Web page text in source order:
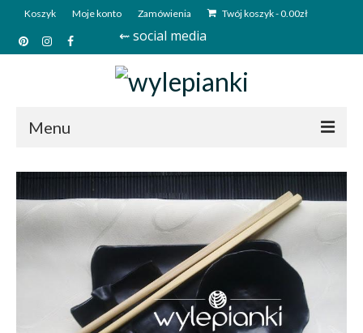
Koszyk Moje konto Zamówienia Twój koszyk-0.00zł
⇜ social media
Menu
Start
Sklep
Kim jesteśmy?
Deutsch